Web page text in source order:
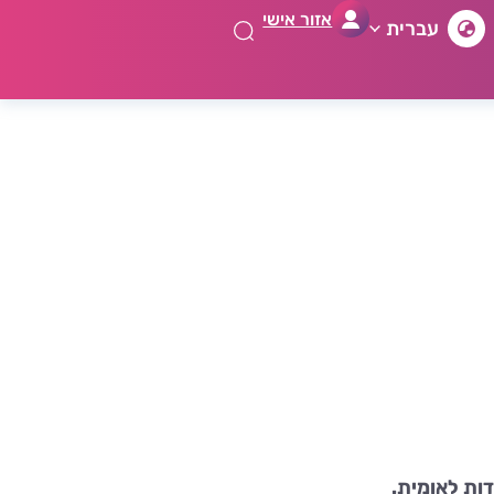
עברית אזור אישי
לאומית.